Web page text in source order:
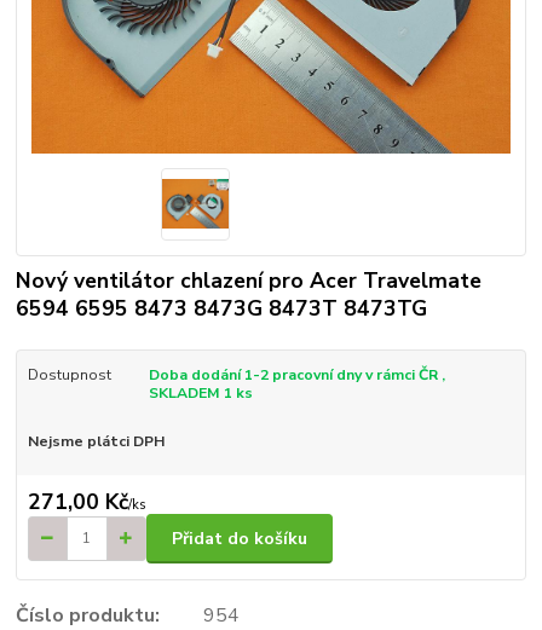
Nový ventilátor chlazení pro Acer Travelmate
6594 6595 8473 8473G 8473T 8473TG
Dostupnost
Doba dodání 1-2 pracovní dny v rámci ČR ,
SKLADEM 1 ks
Nejsme plátci DPH
271,00 Kč/ks
Přidat do košíku
Číslo produktu:
954